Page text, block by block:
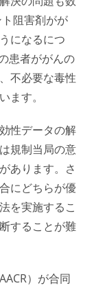
阻害剤がが
になるにつ
患者ががんの
不必要な毒性
ます。
性データの解
規制当局の意
あります。さ
にどちらが優
を実施するこ
することが難
）が合同